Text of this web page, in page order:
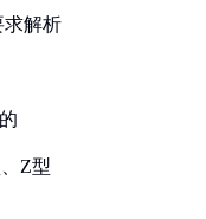
求解析
Z型